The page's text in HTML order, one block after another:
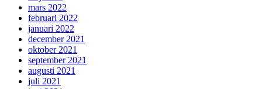
mars 2022
februari 2022
januari 2022
december 2021
oktober 2021
september 2021
augusti 2021
juli 2021